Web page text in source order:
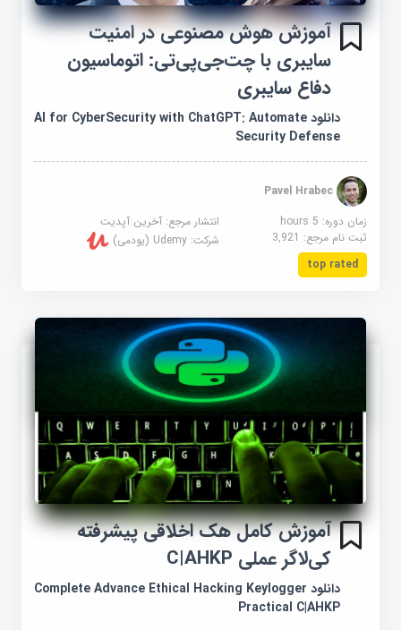
آموزش هوش مصنوعی در امنیت
سایبری با چت‌جی‌پی‌تی: اتوماسیون
دفاع سایبری
دانلود AI for CyberSecurity with ChatGPT: Automate
Security Defense
Pavel Hrabec
زمان دوره: 5 hours
انتشار مرجع:آخرین آپدیت
ثبت نام مرجع:3,921 شرکت:Udemy (یودمی)
top rated
آموزش کامل هک اخلاقی پیشرفته
کی‌لاگر عملی C|AHKP
دانلود Complete Advance Ethical Hacking Keylogger
Practical C|AHKP